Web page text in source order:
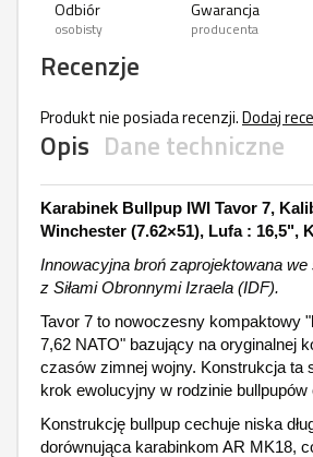
Odbiór
osobisty
Gwarancja
producenta
Recenzje
Produkt nie posiada recenzji.Dodaj
Opis Dane techniczne
Karabinek Bullpup IWI Tavor 7,
Winchester (7.62×51), Lufa : 16,5",
Innowacyjna broń zaprojektowana we
z Siłami Obronnymi Izraela (IDF).
Tavor 7 to nowoczesny kompaktowy
7,62 NATO" bazujący na oryginalnej
czasów zimnej wojny. Konstrukcja ta
krok ewolucyjny w rodzinie bullpupów
Konstrukcję bullpup cechuje niska
dorównująca karabinkom AR MK18,